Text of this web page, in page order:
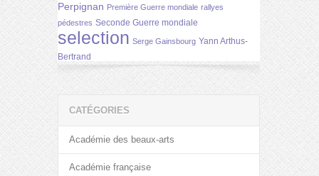
Perpignan Première Guerre mondiale rallyes
pédestres Seconde Guerre mondiale
selection Serge Gainsbourg Yann Arthus-
Bertrand
CATÉGORIES
Académie des beaux-arts
Académie française